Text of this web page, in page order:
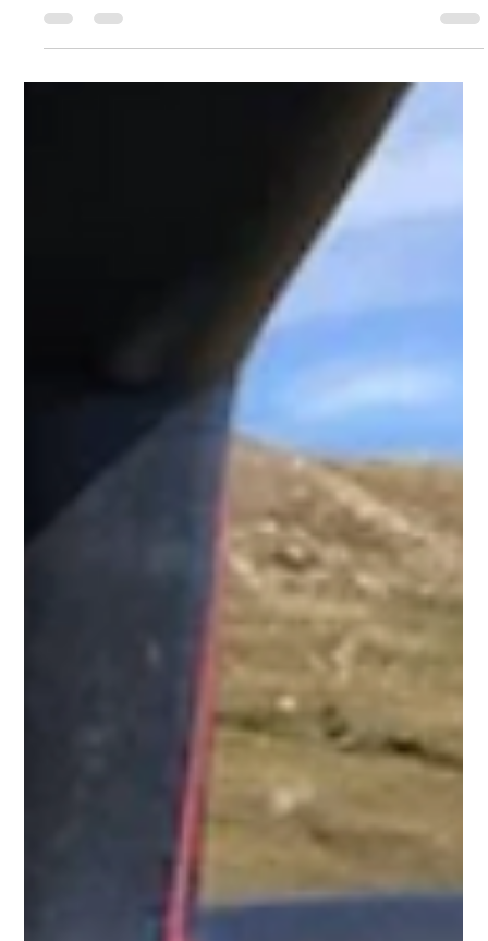
34e édition du Grand Raid Verbier-Grimentz, 18e pour Gérard